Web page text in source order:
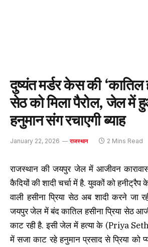
दुष्यंत मर्डर केस की ‘कातिल
सेठ को मिला पैरोल, जेल में
हनुमान संग रचाएगी ब्याह
January 22, 2026 राजस्थान 2 Mins Read
राजस्थान की जयपुर जेल में आजीवन
कैदियों की शादी चर्चा में है. युवकों को
वाली हसीना प्रिया सेठ अब शादी करने जा
जयपुर जेल में बंद कातिल हसीना प्रिया सेठ
काट रही है. इसी जेल में हत्या के (Priya
में सजा काट रहे हनुमान प्रसाद से प्रिया को